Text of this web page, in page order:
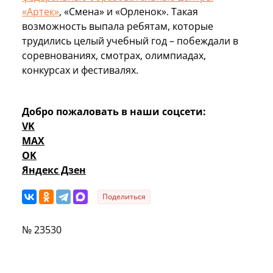
«Артек», «Смена» и «Орленок». Такая
возможность выпала ребятам, которые
трудились целый учебный год – побеждали в
соревнованиях, смотрах, олимпиадах,
конкурсах и фестивалях.
Добро пожаловать в наши соцсети:
VK
MAX
OK
Яндекс Дзен
Поделиться
№ 23530